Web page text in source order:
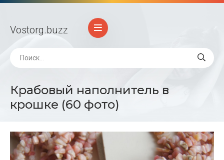
Vostorg.buzz
Крабовый наполнитель в
крошке (60 фото)